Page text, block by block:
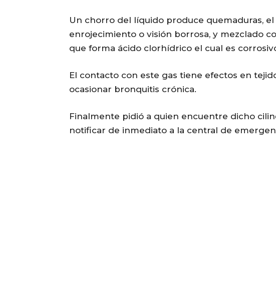
Un chorro del líquido produce quemaduras,
enrojecimiento o visión borrosa, y mezclado
que forma ácido clorhídrico el cual es
El contacto con este gas tiene efectos en
ocasionar bronquitis crónica.
Finalmente pidió a quien encuentre dicho
notificar de inmediato a la central de